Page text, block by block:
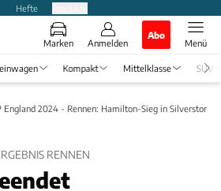
Hefte
Marken Anmelden
Abo
Menü
Kompakt Mittelklasse SUV
England 2024 - Rennen: Hamilton-Sieg in Silverstone
RENNEN